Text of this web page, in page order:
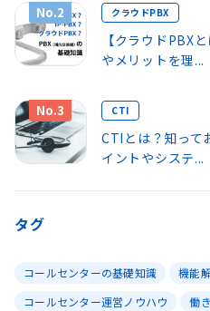
No.2 クラウドPBX
【クラウドPBX
やメリットを理...
No.3 CTI
CTIとは？知って
イントやシステ...
タグ
コールセンターの基礎知識
機能
コールセンター運営ノウハウ
働